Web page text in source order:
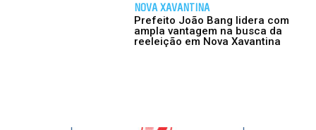
NOVA XAVANTINA
Prefeito João Bang lidera com
ampla vantagem na busca da
reeleição em Nova Xavantina